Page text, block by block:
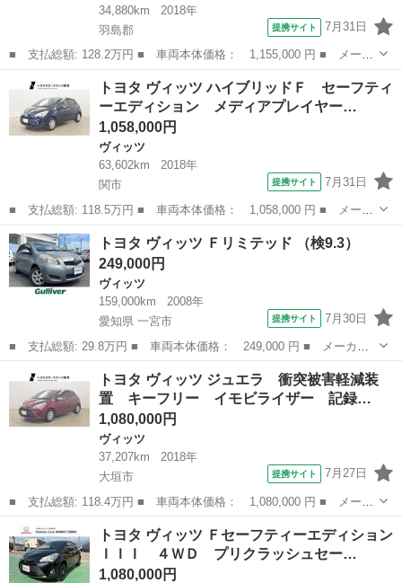
34,880km
2018年
羽島郡
提携サイト 7月31日
■ 支払総額: 128.2万円 ■ 車両本体価格： 1,155,000 円 ■ メーカ
ー名： トヨタ ■ 車種名： ヴィッツ ■ グレード名： ジュエ
ラ 衝突被害軽減装置 アルミホイール ワンセグ キーフリー 記
録簿 ナビ...
岐阜 ヴィッツ
トヨタ ヴィッツ ハイブリッドＦ セーフティ
ーエディション メディアプレイヤー…
1,058,000円
ヴィッツ
63,602km
2018年
関市
提携サイト 7月31日
■ 支払総額: 118.5万円 ■ 車両本体価格： 1,058,000 円 ■ メーカ
ー名： トヨタ ■ 車種名： ヴィッツ ■ グレード名： ハイブリ
ッドＦ セーフティーエディション メディアプレイヤー接続 リア
カメラ ...
岐阜 関市 ヴィッツ
トヨタ ヴィッツ Ｆリミテッド （検9.3）
249,000円
ヴィッツ
159,000km
2008年
愛知県 一宮市
提携サイト 7月30日
■ 支払総額: 29.8万円 ■ 車両本体価格： 249,000 円 ■ メーカー
名： トヨタ ■ 車種名： ヴィッツ ■ グレード名： Ｆリミテッ
ド ■ 排気量： 1000cc ■ ドア枚数： 5D ■ ミッション： A...
愛知 ヴィッツ
トヨタ ヴィッツ ジュエラ 衝突被害軽減装
置 キーフリー イモビライザー 記録…
1,080,000円
ヴィッツ
37,207km
2018年
大垣市
提携サイト 7月27日
■ 支払総額: 118.4万円 ■ 車両本体価格： 1,080,000 円 ■ メーカ
ー名： トヨタ ■ 車種名： ヴィッツ ■ グレード名： ジュエ
ラ 衝突被害軽減装置 キーフリー イモビライザー 記録簿 ＬＥ
Ｄヘッド ...
岐阜 ヴィッツ
トヨタ ヴィッツ Ｆセーフティーエディション
ＩＩＩ ４ＷＤ プリクラッシュセー…
1,080,000円